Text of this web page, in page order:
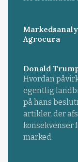
Agrocura
Donald
Hvordan
egentlig
på hans
artikler, der
konsekvenser
marked.